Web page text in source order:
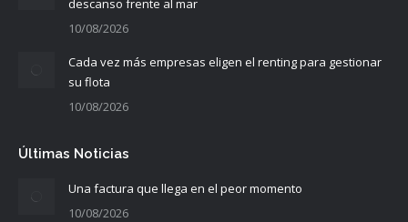
descanso frente al mar
10/08/2026
Cada vez más empresas eligen el renting para gestionar
su flota
10/08/2026
Últimas Noticias
Una factura que llega en el peor momento
10/08/2026